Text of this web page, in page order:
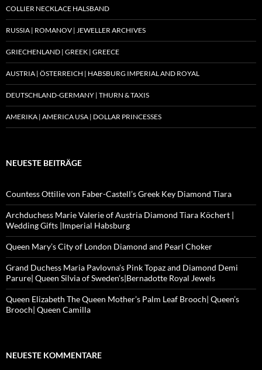
COLLIER NECKLACE HALSBAND
RUSSIA | ROMANOV | JEWELLER ARCHIVES
GRIECHENLAND | GREEK | GREECE
AUSTRIA | ÖSTERREICH | HABSBURG IMPERIAL AND ROYAL
DEUTSCHLAND-GERMANY | THURN & TAXIS
AMERIKA | AMERICA USA | DOLLAR PRINCESSES
NEUESTE BEITRÄGE
Countess Ottilie von Faber-Castell’s Greek Key Diamond Tiara
Archduchess Marie Valerie of Austria Diamond Tiara Köchert |
Wedding Gifts |Imperial Habsburg
Queen Mary’s City of London Diamond and Pearl Choker
Grand Duchess Maria Pavlovna’s Pink Topaz and Diamond Demi
Parure| Queen Silvia of Sweden’s|Bernadotte Royal Jewels
Queen Elizabeth The Queen Mother’s Palm Leaf Brooch| Queen’s
Brooch| Queen Camilla
NEUESTE KOMMENTARE